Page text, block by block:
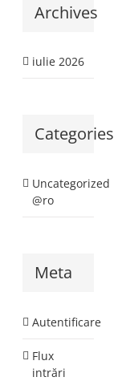
Archives
iulie 2026
Categories
Uncategorized
@ro
Meta
Autentificare
Flux
intrări